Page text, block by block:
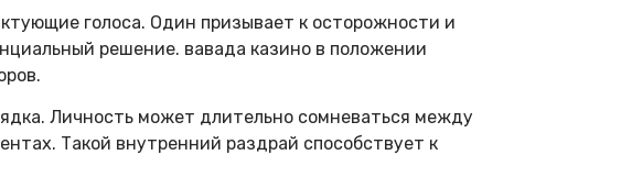
голоса. Один призывает к осторожности и
решение. вавада казино в положении
Личность может длительно сомневаться между
Такой внутренний раздрай способствует к